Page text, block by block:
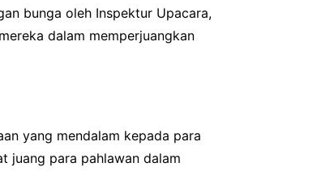
bunga oleh Inspektur Upacara,
dalam memperjuangkan
yang mendalam kepada para
juang para pahlawan dalam